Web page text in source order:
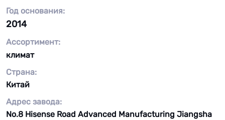
Год основания:
2014
Ассортимент:
климат
Страна:
Китай
Адрес завода:
No.8 Hisense Road Advanced Manufacturing Jiangsha